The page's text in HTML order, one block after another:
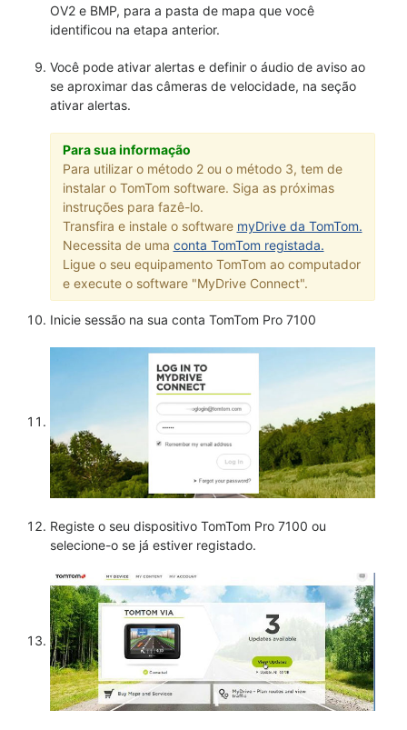
OV2 e BMP, para a pasta de mapa que você
identificou na etapa anterior.
Você pode ativar alertas e definir o áudio de aviso ao
se aproximar das câmeras de velocidade, na seção
ativar alertas.
Para sua informação
Para utilizar o método 2 ou o método 3, tem de
instalar o TomTom software. Siga as próximas
instruções para fazê-lo.
Transfira e instale o software myDrive da TomTom.
Necessita de uma conta TomTom registada.
Ligue o seu equipamento TomTom ao computador
e execute o software "MyDrive Connect".
Inicie sessão na sua conta TomTom Pro 7100
Registe o seu dispositivo TomTom Pro 7100 ou
selecione-o se já estiver registado.